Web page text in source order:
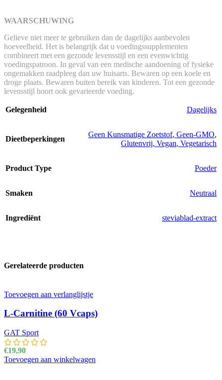
WAARSCHUWING
Gelieve niet meer te gebruiken dan de dagelijks aanbevolen
hoeveelheid. Het is belangrijk dat u voedingssupplementen
combineert met een gezonde levensstijl en een evenwichtig
voedingspatroon. In geval van een medische aandoening of fysieke
ongemakken raadpleeg dan uw huisarts. Bewaren op een koele en
droge plaats. Bewaren buiten bereik van kinderen. Tot een gezonde
levensstijl hoort ook gevarieerde voeding.
Gelegenheid Dagelijks
Dieetbeperkingen
Geen Kunsmatige Zoetstof, Geen-GMO,
Glutenvrij, Vegan, Vegetarisch
Product Type Poeder
Smaken Neutraal
Ingrediënt steviablad-extract
Gerelateerde producten
Toevoegen aan verlanglijstje
L-Carnitine (60 Vcaps)
GAT Sport
€19,90
Toevoegen aan winkelwagen